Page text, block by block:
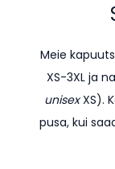
Meie
XS-3XL ja
unisexXS). K
pusa, kui